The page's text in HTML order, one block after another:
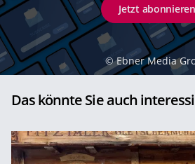
Jetzt abonnieren
© Ebner Media
Das könnte Sie auch